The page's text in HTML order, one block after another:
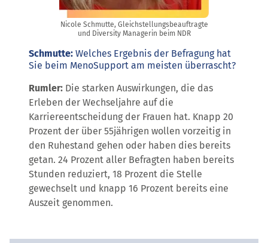
Nicole Schmutte, Gleichstellungsbeauftragte
und Diversity Managerin​ beim NDR
Schmutte: Welches Ergebnis der Befragung hat
Sie beim MenoSupport am meisten überrascht?
Rumler: Die starken Auswirkungen, die das
Erleben der Wechseljahre auf die
Karriereentscheidung der Frauen hat. Knapp 20
Prozent der über 55jährigen wollen vorzeitig in
den Ruhestand gehen oder haben dies bereits
getan. 24 Prozent aller Befragten haben bereits
Stunden reduziert, 18 Prozent die Stelle
gewechselt und knapp 16 Prozent bereits eine
Auszeit genommen.